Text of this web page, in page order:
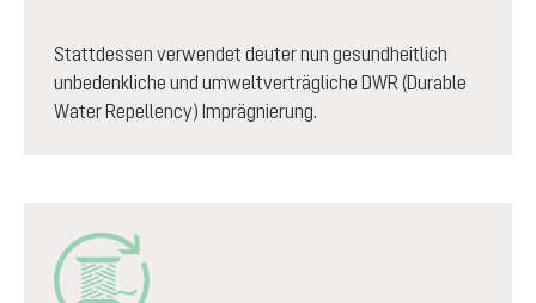
Stattdessen verwendet deuter nun gesundheitlich
unbedenkliche und umweltverträgliche DWR (Durable
Water Repellency) Imprägnierung.